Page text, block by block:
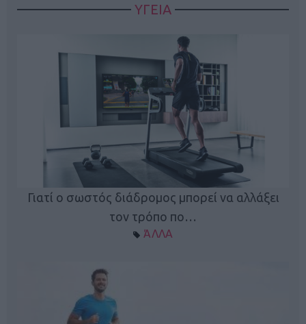
ΥΓΕΙΑ
Γιατί ο σωστός διάδρομος μπορεί να αλλάξει
τον τρόπο πο…
ΆΛΛΑ